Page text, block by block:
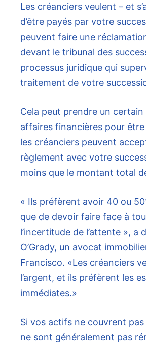
Les créanciers veulent – et
d’être payés par votre
peuvent faire une
devant le tribunal des
processus juridique qui
traitement de votre
Cela peut prendre un
affaires financières pour être
les créanciers peuvent
règlement avec votre
moins que le montant total
« Ils préfèrent avoir 40 ou
que de devoir faire face à
l’incertitude de l’attente », a
O’Grady, un avocat
Francisco. «Les créanciers
l’argent, et ils préfèrent les
immédiates.»
Si vos actifs ne couvrent
ne sont généralement pas